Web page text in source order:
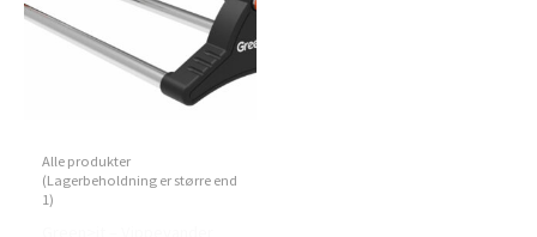
Alle produkter
(Lagerbeholdning er større end
1)